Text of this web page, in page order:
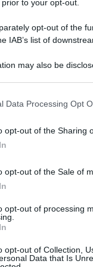
to your opt-out.
opt-out of the
IAB’s list of
may also be
including but not
to Google and its
consent section.
Data Processing Opt
opt-out of the Sharing
opt-out of the Sale of
opt-out of processing
opt-out of Collection,
Data that Is
calciatori
filosofia di
del Nord) il